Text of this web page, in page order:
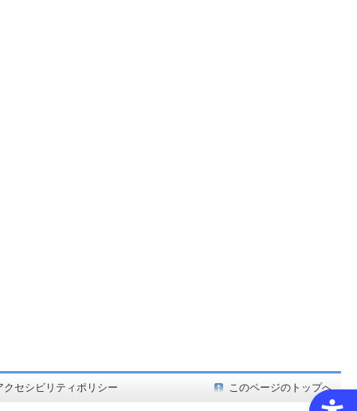
クセシビリティポリシー このページのトップへ